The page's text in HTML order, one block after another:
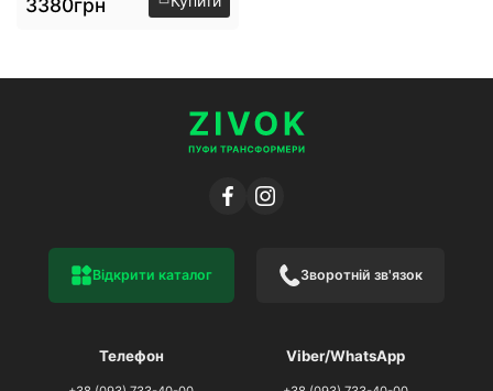
3380грн
Телефон Viber/WhatsApp
Відкрити каталог Зворотній зв'язок